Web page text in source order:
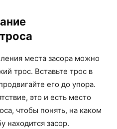
места засора можно
трос. Вставьте трос в
его до упора.
это и есть место
чтобы понять, на каком
находится засор.